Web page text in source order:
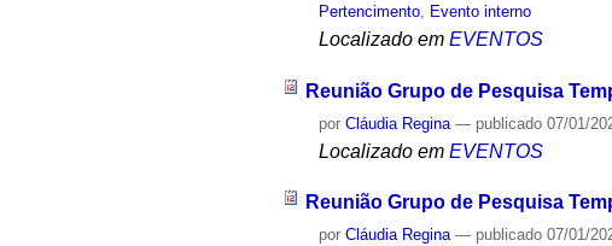
Pertencimento
Evento interno
Localizado em EVENTOS
Reunião Grupo de Pesquisa
porCláudia Regina — publicado 07/01/
Localizado em EVENTOS
Reunião Grupo de Pesquisa
porCláudia Regina — publicado 07/01/